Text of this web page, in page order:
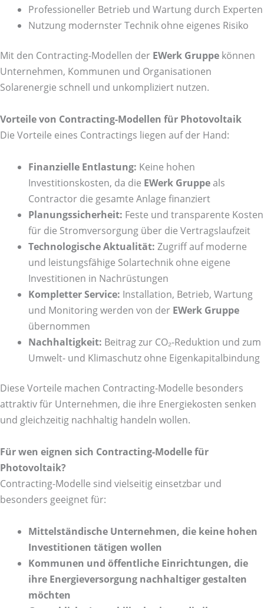
Professioneller Betrieb und Wartung durch Experten
Nutzung modernster Technik ohne eigenes Risiko
Mit den Contracting-Modellen der EWerk Gruppe können
Unternehmen, Kommunen und Organisationen
Solarenergie schnell und unkompliziert nutzen.
Vorteile von Contracting-Modellen für Photovoltaik
Die Vorteile eines Contractings liegen auf der Hand:
Finanzielle Entlastung: Keine hohen
Investitionskosten, da die EWerk Gruppeals
Contractor die gesamte Anlage finanziert
Planungssicherheit: Feste und transparente Kosten
für die Stromversorgung über die Vertragslaufzeit
Technologische Aktualität: Zugriff auf moderne
und leistungsfähige Solartechnik ohne eigene
Investitionen in Nachrüstungen
Kompletter Service: Installation, Betrieb, Wartung
und Monitoring werden von der EWerk Gruppe
übernommen
Nachhaltigkeit: Beitrag zur CO₂-Reduktion und zum
Umwelt- und Klimaschutz ohne Eigenkapitalbindung
Diese Vorteile machen Contracting-Modelle besonders
attraktiv für Unternehmen, die ihre Energiekosten senken
und gleichzeitig nachhaltig handeln wollen.
Für wen eignen sich Contracting-Modelle für
Photovoltaik?
Contracting-Modelle sind vielseitig einsetzbar und
besonders geeignet für:
Mittelständische Unternehmen, die keine hohen
Investitionen tätigen wollen
Kommunen und öffentliche Einrichtungen, die
ihre Energieversorgung nachhaltiger gestalten
möchten